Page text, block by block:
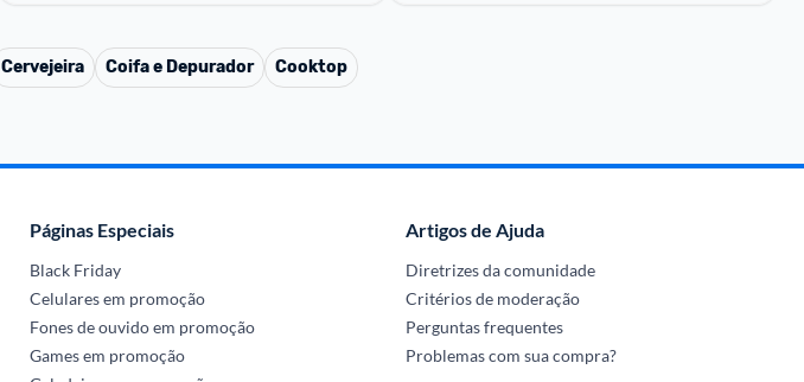
Cervejeira Coifa e Depurador Cooktop
Páginas Especiais
Black Friday
Celulares em promoção
Fones de ouvido em promoção
Games em promoção
Artigos de Ajuda
Diretrizes da comunidade
Critérios de moderação
Perguntas frequentes
Problemas com sua compra?